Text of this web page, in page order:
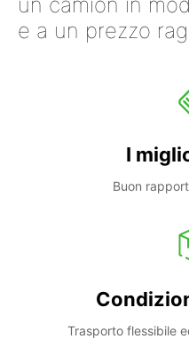
e a un prezzo
I
Buon
Trasporto flessibile